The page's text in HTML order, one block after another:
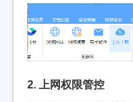
2. 上网权限管控